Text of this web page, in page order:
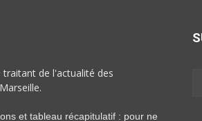
de l'actualité des
et tableau récapitulatif : pour ne